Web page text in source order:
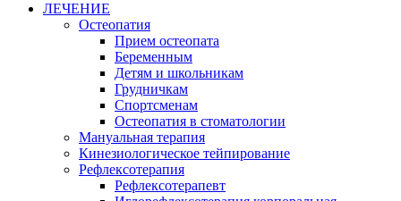
ЛЕЧЕНИЕ
Остеопатия
Прием остеопата
Беременным
Детям и школьникам
Грудничкам
Спортсменам
Остеопатия в стоматологии
Мануальная терапия
Кинезиологическое тейпирование
Рефлексотерапия
Рефлексотерапевт